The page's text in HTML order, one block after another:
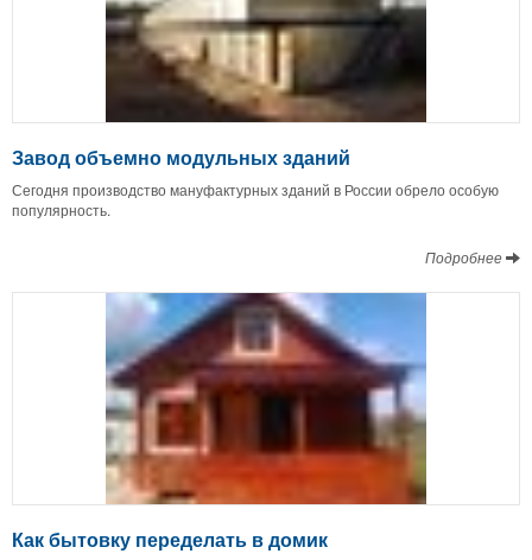
Завод объемно модульных зданий
Сегодня производство мануфактурных зданий в России обрело особую
популярность.
Подробнее
Как бытовку переделать в домик